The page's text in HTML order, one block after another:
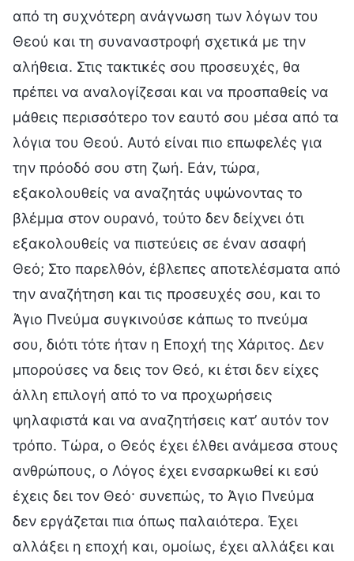
από τη συχνότερη ανάγνωση των λόγων του
Θεού και τη συναναστροφή σχετικά με την
αλήθεια. Στις τακτικές σου προσευχές, θα
πρέπει να αναλογίζεσαι και να προσπαθείς να
μάθεις περισσότερο τον εαυτό σου μέσα από τα
λόγια του Θεού. Αυτό είναι πιο επωφελές για
την πρόοδό σου στη ζωή. Εάν, τώρα,
εξακολουθείς να αναζητάς υψώνοντας το
βλέμμα στον ουρανό, τούτο δεν δείχνει ότι
εξακολουθείς να πιστεύεις σε έναν ασαφή
Θεό; Στο παρελθόν, έβλεπες αποτελέσματα από
την αναζήτηση και τις προσευχές σου, και το
Άγιο Πνεύμα συγκινούσε κάπως το πνεύμα
σου, διότι τότε ήταν η Εποχή της Χάριτος. Δεν
μπορούσες να δεις τον Θεό, κι έτσι δεν είχες
άλλη επιλογή από το να προχωρήσεις
ψηλαφιστά και να αναζητήσεις κατ’ αυτόν τον
τρόπο. Τώρα, ο Θεός έχει έλθει ανάμεσα στους
ανθρώπους, ο Λόγος έχει ενσαρκωθεί κι εσύ
έχεις δει τον Θεό· συνεπώς, το Άγιο Πνεύμα
δεν εργάζεται πια όπως παλαιότερα. Έχει
αλλάξει η εποχή και, ομοίως, έχει αλλάξει και